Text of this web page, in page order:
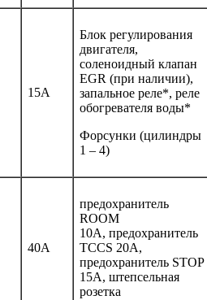
15A
Блок регулирования
двигателя,
соленоидный клапан
EGR (при наличии),
запальное реле*, реле
обогревателя воды*
Форсунки (цилиндры
1 – 4)
40A
предохранитель
ROOM
10А, предохранитель
TCCS 20А,
предохранитель STOP
15А, штепсельная
розетка